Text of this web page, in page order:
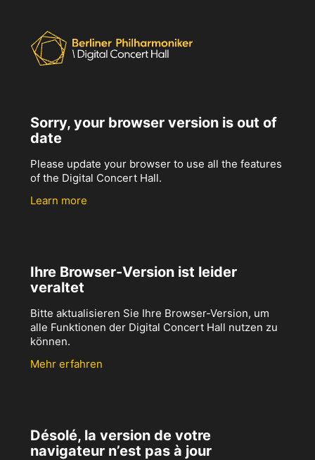
Sorry, your browser version is out of
date
Please update your browser to use all the features
of the Digital Concert Hall.
Learn more
Ihre Browser-Version ist leider
veraltet
Bitte aktualisieren Sie Ihre Browser-Version, um
alle Funktionen der Digital Concert Hall nutzen zu
können.
Mehr erfahren
Désolé, la version de votre
navigateur n’est pas à jour